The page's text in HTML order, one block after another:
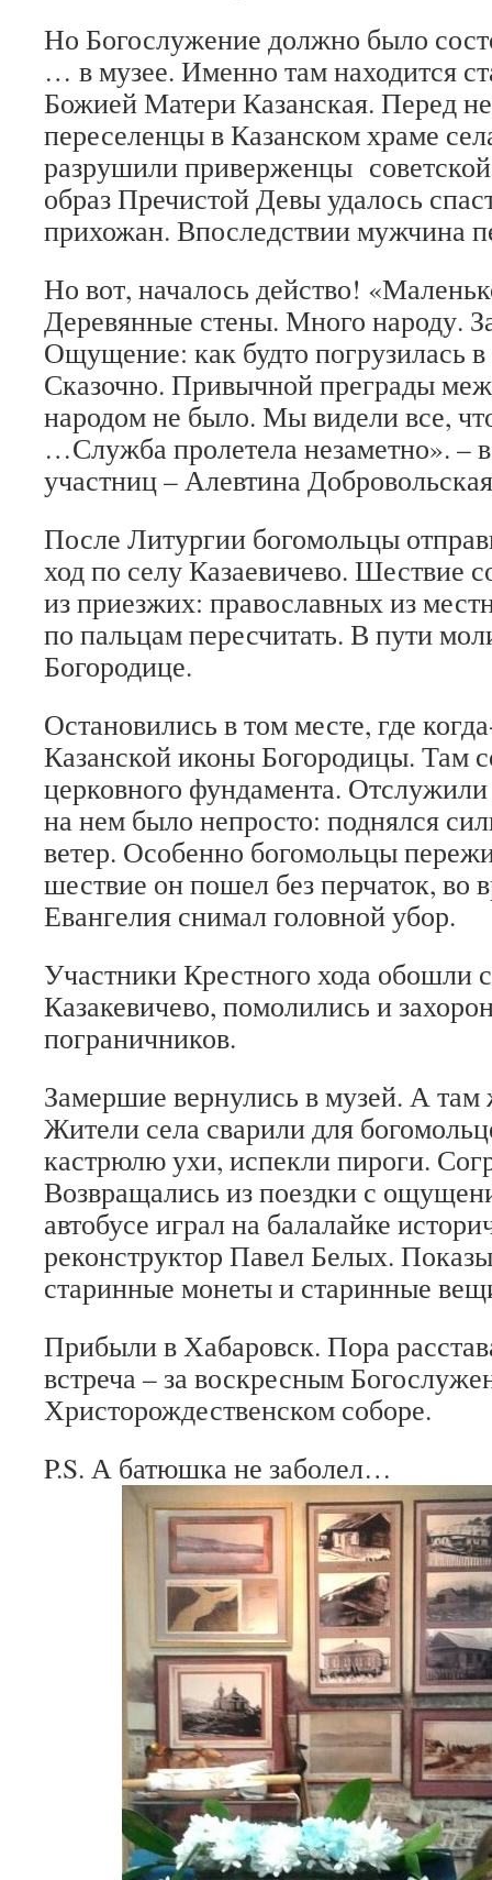
Но Богослужение должно было
… в музее. Именно там находится
Божией Матери Казанская. Перед
переселенцы в Казанском храме
разрушили приверженцы
образ Пречистой Девы удалось
прихожан. Впоследствии мужчина
Но вот, началось действо!
Деревянные стены. Много народу.
Ощущение: как будто погрузилась
Сказочно. Привычной преграды
народом не было. Мы видели все,
…Служба пролетела незаметно». –
участниц – Алевтина
После Литургии богомольцы
ход по селу Казаевичево. Шествие
из приезжих: православных из
по пальцам пересчитать. В пути
Богородице.
Остановились в том месте, где
Казанской иконы Богородицы. Там
церковного фундамента.
на нем было непросто: поднялся
ветер. Особенно богомольцы
шествие он пошел без перчаток, во
Евангелия снимал головной убор.
Участники Крестного хода обошли
Казакевичево, помолились и
пограничников.
Замершие вернулись в музей. А
Жители села сварили для
кастрюлю ухи, испекли пироги.
Возвращались из поездки с
автобусе играл на балалайке
реконструктор Павел Белых.
старинные монеты и старинные
Прибыли в Хабаровск. Пора
встреча – за воскресным
Христорождественском соборе.
P.S. А батюшка не заболел…